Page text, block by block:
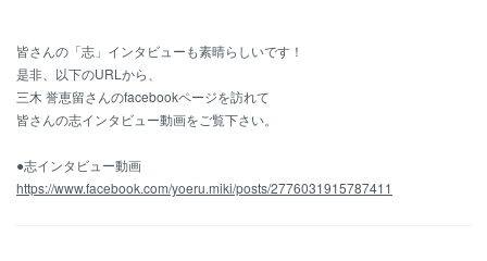
皆さんの「志」インタビューも素晴らしいです！
是非、以下のURLから、
三木 誉恵留さんのfacebookページを訪れて
皆さんの志インタビュー動画をご覧下さい。
●志インタビュー動画
https://www.facebook.com/yoeru.miki/posts/2776031915787411